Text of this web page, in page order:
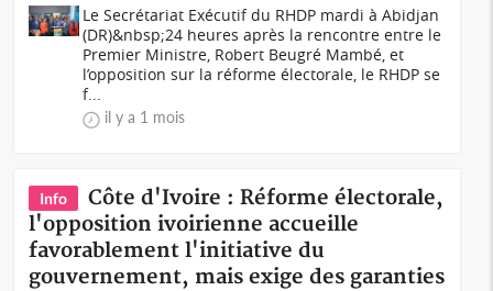
Le Secrétariat Exécutif du RHDP mardi à Abidjan
(DR)&nbsp;24 heures après la rencontre entre le
Premier Ministre, Robert Beugré Mambé, et
l’opposition sur la réforme électorale, le RHDP se
f...
il y a 1 mois
Info
Côte d'Ivoire : Réforme électorale,
l'opposition ivoirienne accueille
favorablement l'initiative du
gouvernement, mais exige des garanties